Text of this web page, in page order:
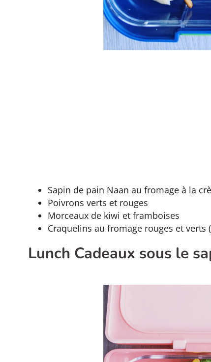
Sapin de pain Naan au fromage à la
Poivrons verts et rouges
Morceaux de kiwi et framboises
Craquelins au fromage rouges et verts
Lunch Cadeaux sous le